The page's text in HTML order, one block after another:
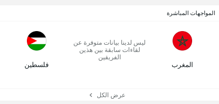
المواجهات المباشرة
المغرب
ليس لدينا بيانات متوفرة عن
لقاءات سابقة بين هذين
الفريقين
فلسطين
عرض الكل